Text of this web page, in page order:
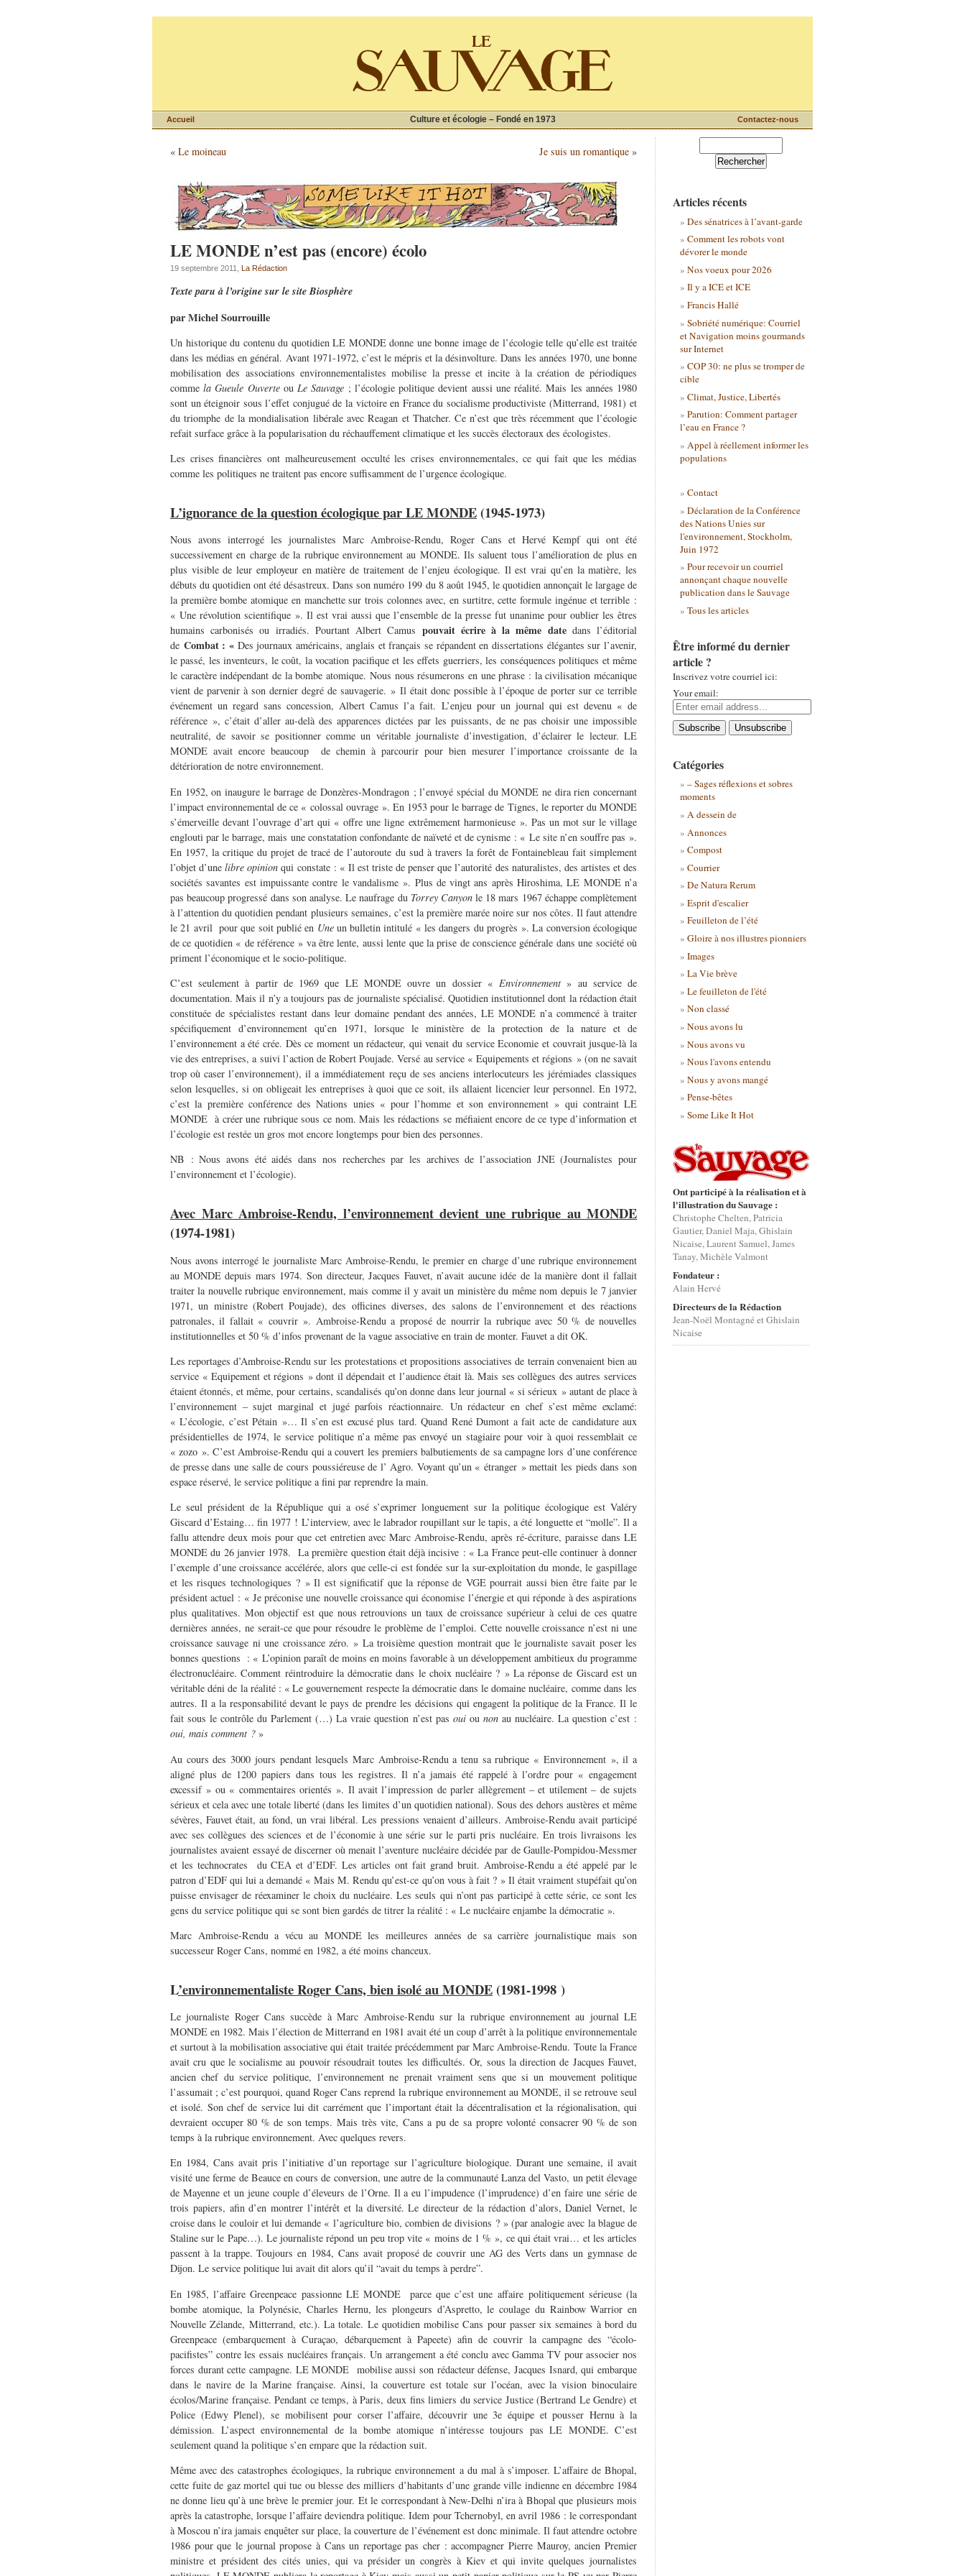
Culture et écologie – Fondé en 1973
Accueil Contactez-nous
« Le moineau Je suis un romantique »
LE MONDE n’est pas (encore) écolo
19 septembre 2011, La Rédaction
Texte paru à l’origine sur le site Biosphère
par Michel Sourrouille
Un historique du contenu du quotidien LE MONDE donne une bonne image de l’écologie telle qu’elle est traitée
dans les médias en général. Avant 1971-1972, c’est le mépris et la désinvolture. Dans les années 1970, une bonne
mobilisation des associations environnementalistes mobilise la presse et incite à la création de périodiques
commela Gueule OuverteouLe Sauvage ; l’écologie politique devient aussi une réalité. Mais les années 1980
sont un éteignoir sous l’effet conjugué de la victoire en France du socialisme productiviste (Mitterrand, 1981) et
du triomphe de la mondialisation libérale avec Reagan et Thatcher. Ce n’est que très récemment que l’écologie
refait surface grâce à la popularisation du réchauffement climatique et les succès électoraux des écologistes.
Les crises financières ont malheureusement occulté les crises environnementales, ce qui fait que les médias
comme les politiques ne traitent pas encore suffisamment de l’urgence écologique.
L’ignorance de la question écologique par LE MONDE (1945-1973)
Nous avons interrogé les journalistes Marc Ambroise-Rendu, Roger Cans et Hervé Kempf qui ont été
successivement en charge de la rubrique environnement au MONDE. Ils saluent tous l’amélioration de plus en
plus visible de leur employeur en matière de traitement de l’enjeu écologique. Il est vrai qu’en la matière, les
débuts du quotidien ont été désastreux. Dans son numéro 199 du 8 août 1945, le quotidien annonçait le largage de
la première bombe atomique en manchette sur trois colonnes avec, en surtitre, cette formule ingénue et terrible :
« Une révolution scientifique ». Il est vrai aussi que l’ensemble de la presse fut unanime pour oublier les êtres
humains carbonisés ou irradiés. Pourtant Albert Camus pouvait écrire à la même date dans l’éditorial
de Combat : « Des journaux américains, anglais et français se répandent en dissertations élégantes sur l’avenir,
le passé, les inventeurs, le coût, la vocation pacifique et les effets guerriers, les conséquences politiques et même
le caractère indépendant de la bombe atomique. Nous nous résumerons en une phrase : la civilisation mécanique
vient de parvenir à son dernier degré de sauvagerie. » Il était donc possible à l’époque de porter sur ce terrible
événement un regard sans concession, Albert Camus l’a fait. L’enjeu pour un journal qui est devenu « de
référence », c’était d’aller au-delà des apparences dictées par les puissants, de ne pas choisir une impossible
neutralité, de savoir se positionner comme un véritable journaliste d’investigation, d’éclairer le lecteur. LE
MONDE avait encore beaucoup de chemin à parcourir pour bien mesurer l’importance croissante de la
détérioration de notre environnement.
En 1952, on inaugure le barrage de Donzères-Mondragon ; l’envoyé spécial du MONDE ne dira rien concernant
l’impact environnemental de ce « colossal ouvrage ». En 1953 pour le barrage de Tignes, le reporter du MONDE
s’émerveille devant l’ouvrage d’art qui « offre une ligne extrêmement harmonieuse ». Pas un mot sur le village
englouti par le barrage, mais une constatation confondante de naïveté et de cynisme : « Le site n’en souffre pas ».
En 1957, la critique du projet de tracé de l’autoroute du sud à travers la forêt de Fontainebleau fait simplement
l’objet d’unelibre opinion qui constate : « Il est triste de penser que l’autorité des naturalistes, des artistes et des
sociétés savantes est impuissante contre le vandalisme ». Plus de vingt ans après Hiroshima, LE MONDE n’a
pas beaucoup progressé dans son analyse. Le naufrage du Torrey Canyonle 18 mars 1967 échappe complètement
à l’attention du quotidien pendant plusieurs semaines, c’est la première marée noire sur nos côtes. Il faut attendre
le 21 avril pour que soit publié en Uneun bulletin intitulé « les dangers du progrès ». La conversion écologique
de ce quotidien « de référence » va être lente, aussi lente que la prise de conscience générale dans une société où
priment l’économique et le socio-politique.
C’est seulement à partir de 1969 que LE MONDE ouvre un dossier «Environnement » au service de
documentation. Mais il n’y a toujours pas de journaliste spécialisé. Quotidien institutionnel dont la rédaction était
constituée de spécialistes restant dans leur domaine pendant des années, LE MONDE n’a commencé à traiter
spécifiquement d’environnement qu’en 1971, lorsque le ministère de la protection de la nature et de
l’environnement a été crée. Dès ce moment un rédacteur, qui venait du service Economie et couvrait jusque-là la
vie des entreprises, a suivi l’action de Robert Poujade. Versé au service « Equipements et régions » (on ne savait
trop où caser l’environnement), il a immédiatement reçu de ses anciens interlocuteurs les jérémiades classiques
selon lesquelles, si on obligeait les entreprises à quoi que ce soit, ils allaient licencier leur personnel. En 1972,
c’est la première conférence des Nations unies « pour l’homme et son environnement » qui contraint LE
MONDE à créer une rubrique sous ce nom. Mais les rédactions se méfiaient encore de ce type d’information et
l’écologie est restée un gros mot encore longtemps pour bien des personnes.
NB : Nous avons été aidés dans nos recherches par les archives de l’association JNE (Journalistes pour
l’environnement et l’écologie).
Avec Marc Ambroise-Rendu, l’environnement devient une rubrique au MONDE
(1974-1981)
Nous avons interrogé le journaliste Marc Ambroise-Rendu, le premier en charge d’une rubrique environnement
au MONDE depuis mars 1974. Son directeur, Jacques Fauvet, n’avait aucune idée de la manière dont il fallait
traiter la nouvelle rubrique environnement, mais comme il y avait un ministère du même nom depuis le 7 janvier
1971, un ministre (Robert Poujade), des officines diverses, des salons de l’environnement et des réactions
patronales, il fallait « couvrir ». Ambroise-Rendu a proposé de nourrir la rubrique avec 50 % de nouvelles
institutionnelles et 50 % d’infos provenant de la vague associative en train de monter. Fauvet a dit OK.
Les reportages d’Ambroise-Rendu sur les protestations et propositions associatives de terrain convenaient bien au
service « Equipement et régions » dont il dépendait et l’audience était là. Mais ses collègues des autres services
étaient étonnés, et même, pour certains, scandalisés qu’on donne dans leur journal « si sérieux » autant de place à
l’environnement – sujet marginal et jugé parfois réactionnaire. Un rédacteur en chef s’est même exclamé:
« L’écologie, c’est Pétain »… Il s’en est excusé plus tard. Quand René Dumont a fait acte de candidature aux
présidentielles de 1974, le service politique n’a même pas envoyé un stagiaire pour voir à quoi ressemblait ce
« zozo ». C’est Ambroise-Rendu qui a couvert les premiers balbutiements de sa campagne lors d’une conférence
de presse dans une salle de cours poussiéreuse de l’ Agro. Voyant qu’un « étranger » mettait les pieds dans son
espace réservé, le service politique a fini par reprendre la main.
Le seul président de la République qui a osé s’exprimer longuement sur la politique écologique est Valéry
Giscard d’Estaing… fin 1977 ! L’interview, avec le labrador roupillant sur le tapis, a été longuette et “molle”. Il a
fallu attendre deux mois pour que cet entretien avec Marc Ambroise-Rendu, après ré-écriture, paraisse dans LE
MONDE du 26 janvier 1978. La première question était déjà incisive : « La France peut-elle continuer à donner
l’exemple d’une croissance accélérée, alors que celle-ci est fondée sur la sur-exploitation du monde, le gaspillage
et les risques technologiques ? » Il est significatif que la réponse de VGE pourrait aussi bien être faite par le
président actuel : « Je préconise une nouvelle croissance qui économise l’énergie et qui réponde à des aspirations
plus qualitatives. Mon objectif est que nous retrouvions un taux de croissance supérieur à celui de ces quatre
dernières années, ne serait-ce que pour résoudre le problème de l’emploi. Cette nouvelle croissance n’est ni une
croissance sauvage ni une croissance zéro. » La troisième question montrait que le journaliste savait poser les
bonnes questions : « L’opinion paraît de moins en moins favorable à un développement ambitieux du programme
électronucléaire. Comment réintroduire la démocratie dans le choix nucléaire ? » La réponse de Giscard est un
véritable déni de la réalité : « Le gouvernement respecte la démocratie dans le domaine nucléaire, comme dans les
autres. Il a la responsabilité devant le pays de prendre les décisions qui engagent la politique de la France. Il le
fait sous le contrôle du Parlement (…) La vraie question n’est pas oui ou nonau nucléaire. La question c’est :
oui, mais comment ? »
Au cours des 3000 jours pendant lesquels Marc Ambroise-Rendu a tenu sa rubrique « Environnement », il a
aligné plus de 1200 papiers dans tous les registres. Il n’a jamais été rappelé à l’ordre pour « engagement
excessif » ou « commentaires orientés ». Il avait l’impression de parler allègrement – et utilement – de sujets
sérieux et cela avec une totale liberté (dans les limites d’un quotidien national). Sous des dehors austères et même
sévères, Fauvet était, au fond, un vrai libéral. Les pressions venaient d’ailleurs. Ambroise-Rendu avait participé
avec ses collègues des sciences et de l’économie à une série sur le parti pris nucléaire. En trois livraisons les
journalistes avaient essayé de discerner où menait l’aventure nucléaire décidée par de Gaulle-Pompidou-Messmer
et les technocrates du CEA et d’EDF. Les articles ont fait grand bruit. Ambroise-Rendu a été appelé par le
patron d’EDF qui lui a demandé « Mais M. Rendu qu’est-ce qu’on vous à fait ? » Il était vraiment stupéfait qu’on
puisse envisager de réexaminer le choix du nucléaire. Les seuls qui n’ont pas participé à cette série, ce sont les
gens du service politique qui se sont bien gardés de titrer la réalité : « Le nucléaire enjambe la démocratie ».
Marc Ambroise-Rendu a vécu au MONDE les meilleures années de sa carrière journalistique mais son
successeur Roger Cans, nommé en 1982, a été moins chanceux.
L’environnementaliste Roger Cans, bien isolé au MONDE (1981-1998 )
Le journaliste Roger Cans succède à Marc Ambroise-Rendu sur la rubrique environnement au journal LE
MONDE en 1982. Mais l’élection de Mitterrand en 1981 avait été un coup d’arrêt à la politique environnementale
et surtout à la mobilisation associative qui était traitée précédemment par Marc Ambroise-Rendu. Toute la France
avait cru que le socialisme au pouvoir résoudrait toutes les difficultés. Or, sous la direction de Jacques Fauvet,
ancien chef du service politique, l’environnement ne prenait vraiment sens que si un mouvement politique
l’assumait ; c’est pourquoi, quand Roger Cans reprend la rubrique environnement au MONDE, il se retrouve seul
et isolé. Son chef de service lui dit carrément que l’important était la décentralisation et la régionalisation, qui
devraient occuper 80 % de son temps. Mais très vite, Cans a pu de sa propre volonté consacrer 90 % de son
temps à la rubrique environnement. Avec quelques revers.
En 1984, Cans avait pris l’initiative d’un reportage sur l’agriculture biologique. Durant une semaine, il avait
visité une ferme de Beauce en cours de conversion, une autre de la communauté Lanza del Vasto, un petit élevage
de Mayenne et un jeune couple d’éleveurs de l’Orne. Il a eu l’impudence (l’imprudence) d’en faire une série de
trois papiers, afin d’en montrer l’intérêt et la diversité. Le directeur de la rédaction d’alors, Daniel Vernet, le
croise dans le couloir et lui demande « l’agriculture bio, combien de divisions ? » (par analogie avec la blague de
Staline sur le Pape…). Le journaliste répond un peu trop vite « moins de 1 % », ce qui était vrai… et les articles
passent à la trappe. Toujours en 1984, Cans avait proposé de couvrir une AG des Verts dans un gymnase de
Dijon. Le service politique lui avait dit alors qu’il “avait du temps à perdre”.
En 1985, l’affaire Greenpeace passionne LE MONDE parce que c’est une affaire politiquement sérieuse (la
bombe atomique, la Polynésie, Charles Hernu, les plongeurs d’Aspretto, le coulage du Rainbow Warrior en
Nouvelle Zélande, Mitterrand, etc.). La totale. Le quotidien mobilise Cans pour passer six semaines à bord du
Greenpeace (embarquement à Curaçao, débarquement à Papeete) afin de couvrir la campagne des “écolo-
pacifistes” contre les essais nucléaires français. Un arrangement a été conclu avec Gamma TV pour associer nos
forces durant cette campagne. LE MONDE mobilise aussi son rédacteur défense, Jacques Isnard, qui embarque
dans le navire de la Marine française. Ainsi, la couverture est totale sur l’océan, avec la vision binoculaire
écolos/Marine française. Pendant ce temps, à Paris, deux fins limiers du service Justice (Bertrand Le Gendre) et
Police (Edwy Plenel), se mobilisent pour corser l’affaire, découvrir une 3e équipe et pousser Hernu à la
démission. L’aspect environnemental de la bombe atomique n’intéresse toujours pas LE MONDE. C’est
seulement quand la politique s’en empare que la rédaction suit.
Même avec des catastrophes écologiques, la rubrique environnement a du mal à s’imposer. L’affaire de Bhopal,
cette fuite de gaz mortel qui tue ou blesse des milliers d’habitants d’une grande ville indienne en décembre 1984
ne donne lieu qu’à une brève le premier jour. Et le correspondant à New-Delhi n’ira à Bhopal que plusieurs mois
après la catastrophe, lorsque l’affaire deviendra politique. Idem pour Tchernobyl, en avril 1986 : le correspondant
à Moscou n’ira jamais enquêter sur place, la couverture de l’événement est donc minimale. Il faut attendre octobre
1986 pour que le journal propose à Cans un reportage pas cher : accompagner Pierre Mauroy, ancien Premier
ministre et président des cités unies, qui va présider un congrès à Kiev et qui invite quelques journalistes
Articles récents
Des sénatrices à l’avant-garde
Comment les robots vont
dévorer le monde
Nos voeux pour 2026
Il y a ICE et ICE
Francis Hallé
Sobriété numérique: Courriel
et Navigation moins gourmands
sur Internet
COP 30: ne plus se tromper de
cible
Climat, Justice, Libertés
Parution: Comment partager
l’eau en France ?
Appel à réellement informer les
populations
Contact
Déclaration de la Conférence
des Nations Unies sur
l'environnement, Stockholm,
Juin 1972
Pour recevoir un courriel
annonçant chaque nouvelle
publication dans le Sauvage
Tous les articles
Être informé du dernier
article ?
Inscrivez votre courriel ici:
Your email:
Catégories
– Sages réflexions et sobres
moments
A dessein de
Annonces
Compost
Courrier
De Natura Rerum
Esprit d'escalier
Feuilleton de l’été
Gloire à nos illustres pionniers
Images
La Vie brève
Le feuilleton de l'été
Non classé
Nous avons lu
Nous avons vu
Nous l'avons entendu
Nous y avons mangé
Pense-bêtes
Some Like It Hot
Ont participé à la réalisation et à
l'illustration du Sauvage :
Christophe Chelten, Patricia
Gautier, Daniel Maja, Ghislain
Nicaise, Laurent Samuel, James
Tanay, Michèle Valmont
Fondateur :
Alain Hervé
Directeurs de la Rédaction
Jean-Noël Montagné et Ghislain
Nicaise